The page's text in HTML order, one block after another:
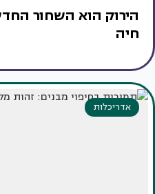
הירוק הוא השחור
חיה
אדריכלות